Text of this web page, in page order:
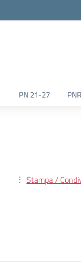
PN 21-27
Stampa /